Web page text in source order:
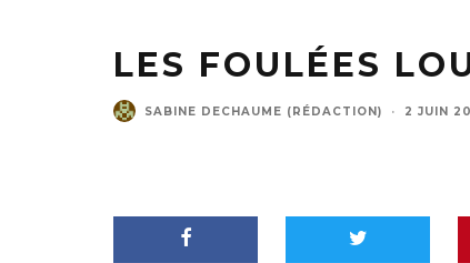
LES FOULÉES
SABINE DECHAUME (RÉDACTION) · 2 JUIN